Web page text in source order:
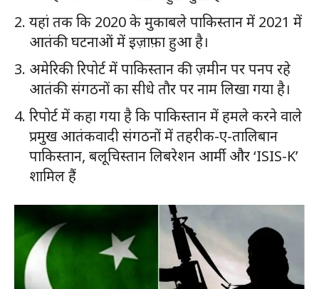
यहां तक कि 2020 के मुकाबले पाकिस्तान में 2021 में
आतंकी घटनाओं में इज़ाफ़ा हुआ है।
अमेरिकी रिपोर्ट में पाकिस्तान की ज़मीन पर पनप रहे
आतंकी संगठनों का सीधे तौर पर नाम लिखा गया है।
रिपोर्ट में कहा गया है कि पाकिस्तान में हमले करने वाले
प्रमुख आतंकवादी संगठनों में तहरीक-ए-तालिबान
पाकिस्तान, बलूचिस्तान लिबरेशन आर्मी और ‘ISIS-K’
शामिल हैं